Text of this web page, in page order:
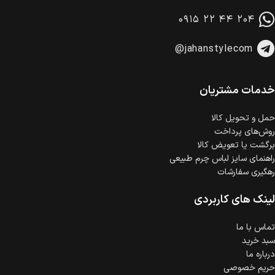
در هنگام خرید محصول، امکان انتخاب پرداخت در محل
وجود دارد.
خرید اقساطی با شرایط آسان و بدون ضامن امکان‌پذیر
است.
گارانتی معتبر برای تمامی محصولات ارائه می‌شود.
۰۹۱۵ ۲۲ ۴۴ ۲۰۴
@jahanstylecom
خدمات مشتریان
حمل‌ و تحویل کالا
روش‌های پرداخت
برگشت یا تعویض کالا
راهنمای سایز لباس چرم طبیعی
رهگیری سفارشات
لینک های کاربردی
تماس با ما
سبد خرید
درباره ما
حریم خصوصی